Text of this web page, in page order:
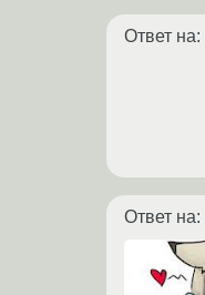
Ответ на:
Ответ на: